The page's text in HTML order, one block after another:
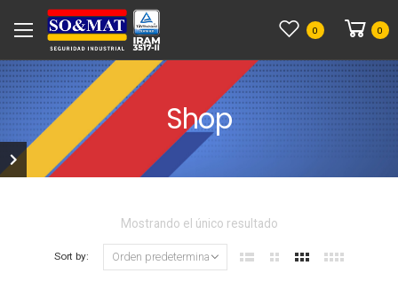
0 0
Shop
Mostrando el único resultado
Sort by: